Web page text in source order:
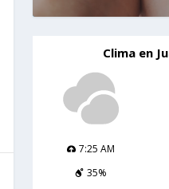
Clima en
7:25 AM
35%